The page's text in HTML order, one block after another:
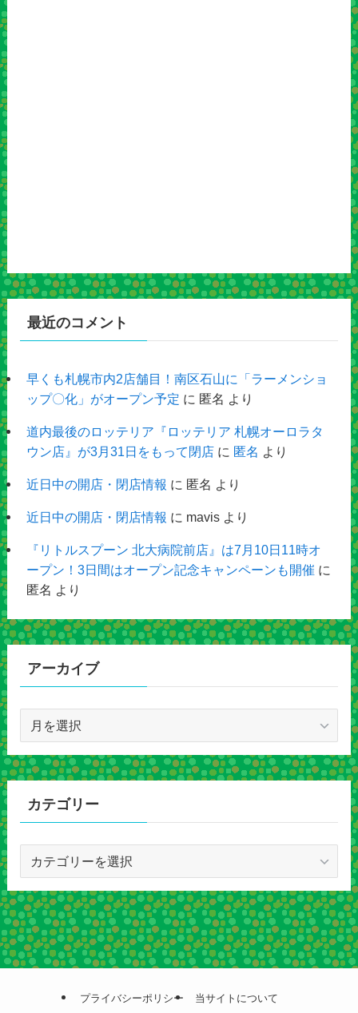
最近のコメント
早くも札幌市内2店舗目！南区石山に「ラーメンショ
ップ〇化」がオープン予定 に 匿名 より
道内最後のロッテリア『ロッテリア 札幌オーロラタ
ウン店』が3月31日をもって閉店に 匿名 より
近日中の開店・閉店情報 に 匿名 より
近日中の開店・閉店情報 に mavisより
『リトルスプーン 北大病院前店』は7月10日11時オ
ープン！3日間はオープン記念キャンペーンも開催 に
匿名 より
アーカイブ
カ
イ
カテゴリー
ゴ
リ
ー
プライバシーポリシー 当サイトについて